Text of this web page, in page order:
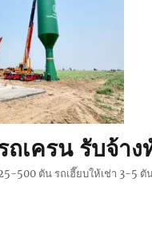
ถเครน รับจ้า
500 ตัน รถเฮี๊ยบให้เช่า 3-5